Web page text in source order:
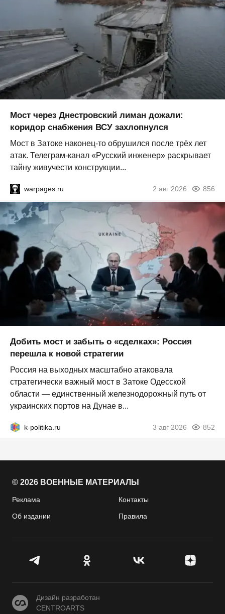
Мост через Днестровский лиман дожали:
коридор снабжения ВСУ захлопнулся
Мост в Затоке наконец-то обрушился после трёх лет
атак. Телеграм-канал «Русский инженер» раскрывает
тайну живучести конструкции...
warpages.ru 2 авг 2026 856
Добить мост и забыть о «сделках»: Россия
перешла к новой стратегии
Россия на выходных масштабно атаковала
стратегически важный мост в Затоке Одесской
области — единственный железнодорожный путь от
украинских портов на Дунае в...
k-politika.ru 3 авг 2026 852
© 2026 ВОЕННЫЕ МАТЕРИАЛЫ
Реклама Контакты
Об издании Правила
CENTROARTS